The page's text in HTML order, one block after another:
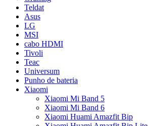
Teldat
Asus
LG
MSI
cabo HDMI
Tivoli
Teac
Universum
Punho de bateria
Xiaomi
Xiaomi Mi Band 5
Xiaomi Mi Band 6
Xiaomi Huami Amazfit Bip